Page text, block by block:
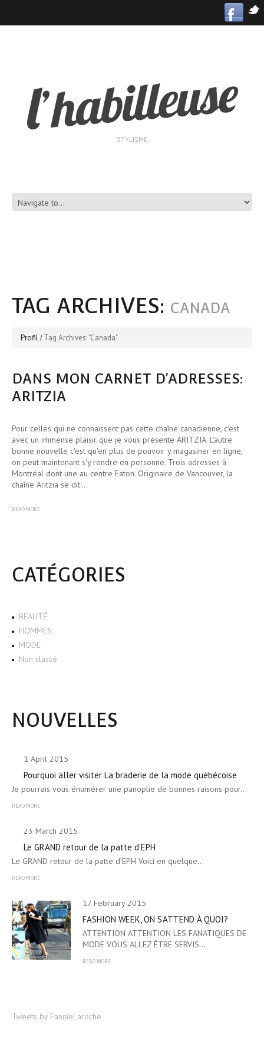
STYLISME
TAG ARCHIVES: CANADA
Profil Tag Archives: "Canada"
DANS MON CARNET D’ADRESSES:
ARITZIA
Pour celles qui ne connaissent pas cette chaîne canadienne, c'est
avec un immense plaisir que je vous présente ARITZIA. L'autre
bonne nouvelle c'est qu'en plus de pouvoir y magasiner en ligne,
on peut maintenant s'y rendre en personne. Trois adresses à
Montréal dont une au centre Eaton. Originaire de Vancouver, la
chaîne Aritzia se dit:…
READ MORE
CATÉGORIES
BEAUTÉ
HOMMES
MODE
Non classé
NOUVELLES
1 April 2015
Pourquoi aller visiter La braderie de la mode québécoise
Je pourrais vous énumérer une panoplie de bonnes raisons pour…
READ MORE
23 March 2015
Le GRAND retour de la patte d’EPH
Le GRAND retour de la patte d’EPH Voici en quelque…
READ MORE
17 February 2015
FASHION WEEK, ON S’ATTEND À QUOI?
ATTENTION ATTENTION LES FANATIQUES DE
MODE VOUS ALLEZ ÊTRE SERVIS…
READ MORE
Tweets by FannieLaroche